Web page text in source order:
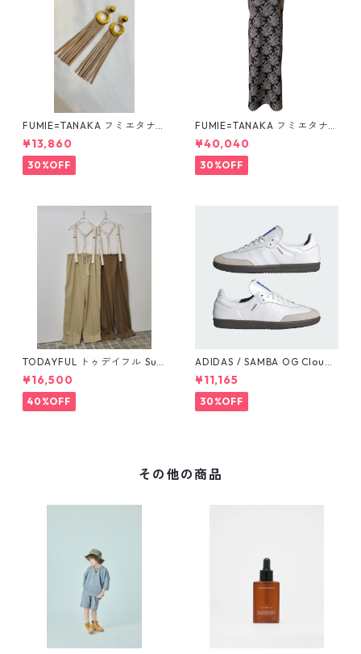
FUMIE=TANAKA フミエタナ
カ ring fringe earring F23A
-55 NU
¥13,860
30%OFF
FUMIE=TANAKA フミエタナ
カ flower JQ OP (BLK)F25S-
13
¥40,040
30%OFF
TODAYFUL トゥデイフル Sus
penders Highwaist Pants 12
510703
¥16,500
40%OFF
ADIDAS / SAMBA OG Cloud
White / Cloud White / Gum
(IE3439)
¥11,165
30%OFF
その他の商品